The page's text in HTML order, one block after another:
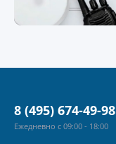
8 (495) 674-49-98
Ежедневно с 09:00 - 18:00